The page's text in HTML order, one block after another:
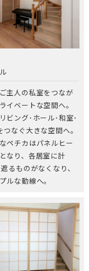
主人の私室をつなが
イベートな空間へ。
ビング･ホール･和室･
つなぐ大きな空間へ。
ペチカはパネルヒー
なり、各居室に計
るものがなくなり、
ルな動線へ。